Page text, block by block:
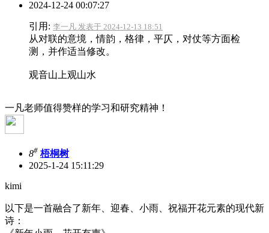
2024-12-24 00:07:27
引用: 李一凡 发表于 2024-12-13 18:51
从对联的意境，情韵，格律，平仄，对仗等方面检
测，并作适当修改。
观音山上观山水
一凡老师值得赞样的学习和研究精神！
8# 梧桐树
2025-1-24 15:11:29
kimi
以下是一首融合了新年、迎春、小雨、祝福开花元素的现代新
诗：